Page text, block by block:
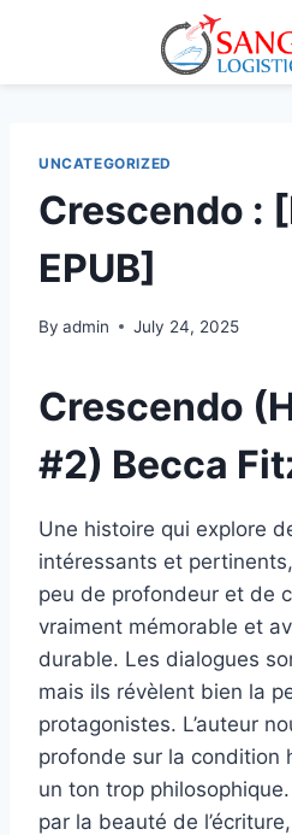
UNCATEGORIZED
Crescendo :
EPUB]
By admin July 24, 2025
Crescendo
#2) Becca
Une histoire qui explore
intéressants et
peu de profondeur et de
vraiment mémorable et
durable. Les dialogues
mais ils révèlent bien la
protagonistes. L’auteur
profonde sur la condition
un ton trop
par la beauté de